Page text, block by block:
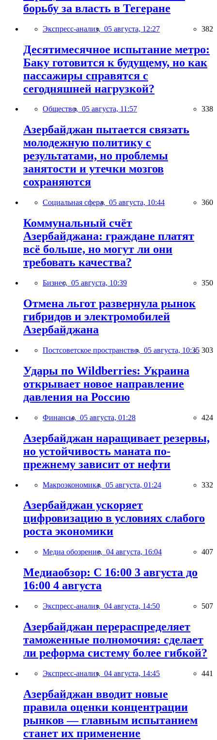
борьбу за власть в Тегеране
Экспресс-анализ, 05 августа, 12:27 382
Десятимесячное испытание метро:
Баку готовится к будущему, но как
пассажиры справятся с
сегодняшней нагрузкой?
Общество, 05 августа, 11:57 338
Азербайджан пытается связать
молодежную политику с
результатами, но проблемы
занятости и утечки мозгов
сохраняются
Социальная сфера, 05 августа, 10:44 360
Коммунальный счёт
Азербайджана: граждане платят
всё больше, но могут ли они
требовать качества?
Бизнес, 05 августа, 10:39 350
Отмена льгот развернула рынок
гибридов и электромобилей
Азербайджана
Постсоветское пространство, 05 августа, 10:35 303
Удары по Wildberries: Украина
открывает новое направление
давления на Россию
Финансы, 05 августа, 01:28 424
Азербайджан наращивает резервы,
но устойчивость маната по-
прежнему зависит от нефти
Макроэкономика, 05 августа, 01:24 332
Азербайджан ускоряет
цифровизацию в условиях слабого
роста экономики
Медиа обозрение, 04 августа, 16:04 407
Медиаобзор: С 16:00 3 августа до
16:00 4 августа
Экспресс-анализ, 04 августа, 14:50 507
Азербайджан перераспределяет
таможенные полномочия: сделает
ли реформа систему более гибкой?
Экспресс-анализ, 04 августа, 14:45 441
Азербайджан вводит новые
правила оценки концентрации
рынков — главным испытанием
станет их применение